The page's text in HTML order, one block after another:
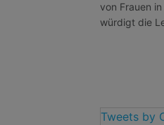
von Frauen
würdigt die
Tweets by